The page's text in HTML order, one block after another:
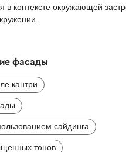
в контексте окружающей
фасады
кантри
сайдинга
тонов